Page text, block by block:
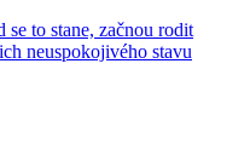
se to stane, začnou rodit
neuspokojivého stavu